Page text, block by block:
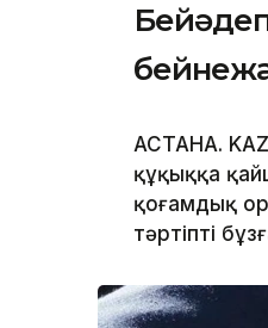
АСТАНА.
құқыққа
қоғамдық
тәртіпті